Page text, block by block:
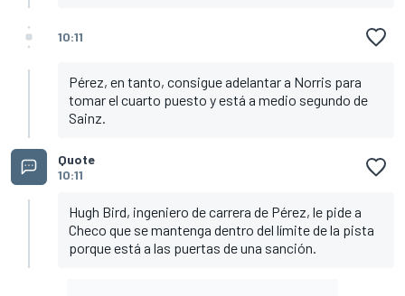
10:11
Pérez, en tanto, consigue adelantar a Norris para
tomar el cuarto puesto y está a medio segundo de
Sainz.
Quote
10:11
Hugh Bird, ingeniero de carrera de Pérez, le pide a
Checo que se mantenga dentro del límite de la pista
porque está a las puertas de una sanción.